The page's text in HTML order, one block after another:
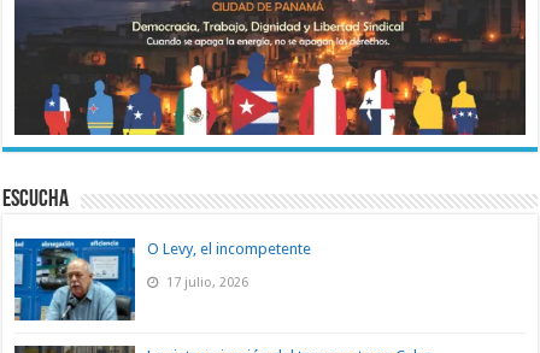
ESCUCHA
O Levy, el incompetente
17 julio, 2026